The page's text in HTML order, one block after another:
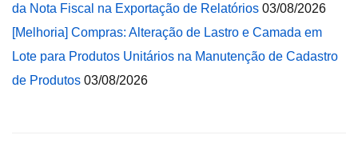
da Nota Fiscal na Exportação de Relatórios 03/08/2026
[Melhoria] Compras: Alteração de Lastro e Camada em
Lote para Produtos Unitários na Manutenção de Cadastro
de Produtos 03/08/2026